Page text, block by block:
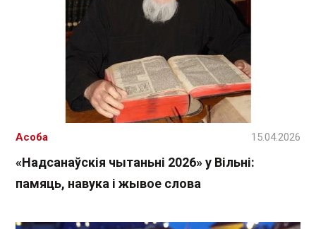
«Надсанаўскія чытаньні 2026» у Вільні:
памяць, навука і жывое слова
Асоба 15.04.2026